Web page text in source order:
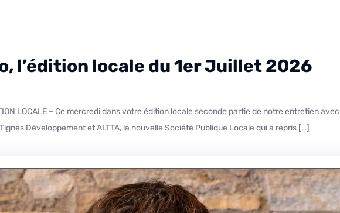
l’édition locale du 1er Juillet 2026
Développement et ALTTA, la nouvelle Société Publique Locale qui a repris […]